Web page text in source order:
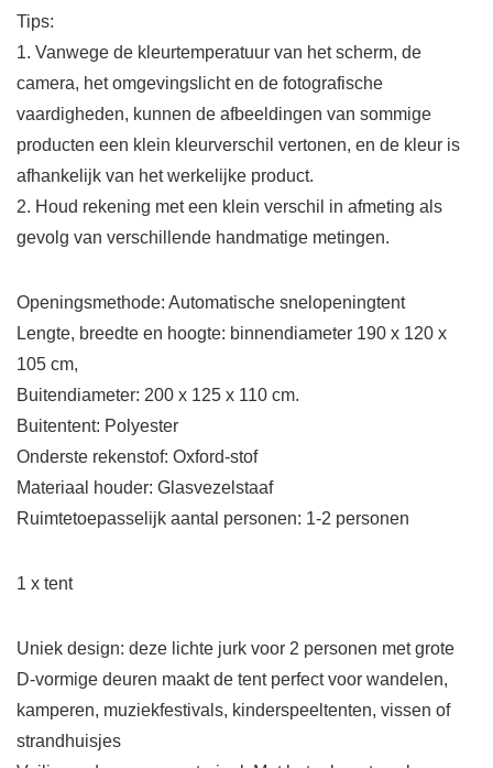
Tips:
1. Vanwege de kleurtemperatuur van het scherm, de
camera, het omgevingslicht en de fotografische
vaardigheden, kunnen de afbeeldingen van sommige
producten een klein kleurverschil vertonen, en de kleur is
afhankelijk van het werkelijke product.
2. Houd rekening met een klein verschil in afmeting als
gevolg van verschillende handmatige metingen.
Openingsmethode: Automatische snelopeningtent
Lengte, breedte en hoogte: binnendiameter 190 x 120 x
105 cm,
Buitendiameter: 200 x 125 x 110 cm.
Buitentent: Polyester
Onderste rekenstof: Oxford-stof
Materiaal houder: Glasvezelstaaf
Ruimtetoepasselijk aantal personen: 1-2 personen
1 x tent
Uniek design: deze lichte jurk voor 2 personen met grote
D-vormige deuren maakt de tent perfect voor wandelen,
kamperen, muziekfestivals, kinderspeeltenten, vissen of
strandhuisjes